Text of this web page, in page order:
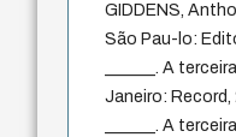
GIDDENS,
São Pau-lo:
______. A
Janeiro: Record,
______. A